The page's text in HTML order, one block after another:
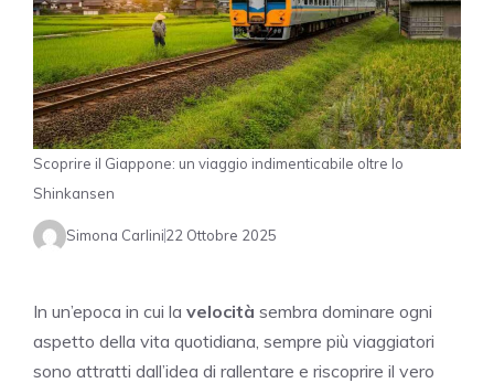
Scoprire il Giappone: un viaggio indimenticabile oltre lo
Shinkansen
Simona Carlini22 Ottobre 2025
In un’epoca in cui la velocità sembra dominare ogni
aspetto della vita quotidiana, sempre più viaggiatori
sono attratti dall’idea di rallentare e riscoprire il vero